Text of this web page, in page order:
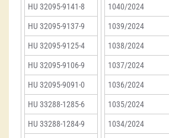
HU 32095-9141-8
HU 32095-9137-9
HU 32095-9125-4
HU 32095-9106-9
HU 32095-9091-0
HU 33288-1285-6
HU 33288-1284-9
1040/2024
1039/2024
1038/2024
1037/2024
1036/2024
1035/2024
1034/2024